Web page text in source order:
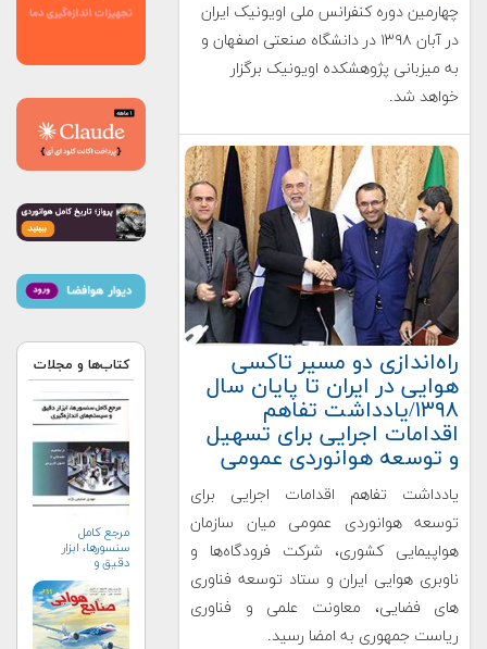
چهارمین دوره کنفرانس ملی اویونیک ایران
در آبان ۱۳۹۸ در دانشگاه صنعتی اصفهان و
به میزبانی پژوهشکده اویونیک برگزار
خواهد شد.
راه‌اندازی دو مسیر تاکسی
هوایی در ایران تا پایان سال
۱۳۹۸/يادداشت تفاهم
اقدامات اجرایی برای تسهيل
و توسعه هوانوردی عمومی
یادداشت تفاهم اقدامات اجرایی برای
توسعه هوانوردی عمومی میان سازمان
هواپیمایی کشوری، شرکت فرودگاه‌ها و
ناوبری هوایی ایران و ستاد توسعه فناوری
های فضایی، معاونت علمی و فناوری
ریاست جمهوری به امضا رسید.
کتاب‌ها و مجلات
مرجع کامل
سنسورها، ابزار
دقیق و
سیستم‌های
اندازه‌گیری